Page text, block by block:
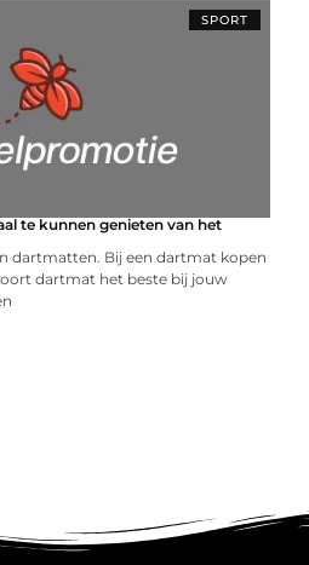
SPORT
te kunnen genieten van het
dartmatten. Bij een dartmat kopen
dartmat het beste bij jouw